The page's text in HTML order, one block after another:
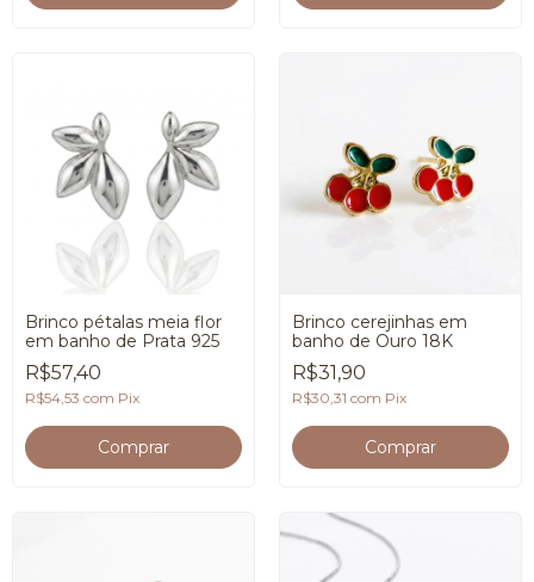
Brinco pétalas meia flor
em banho de Prata 925
R$57,40
R$54,53 com Pix
Brinco cerejinhas em
banho de Ouro 18K
R$31,90
R$30,31 com Pix